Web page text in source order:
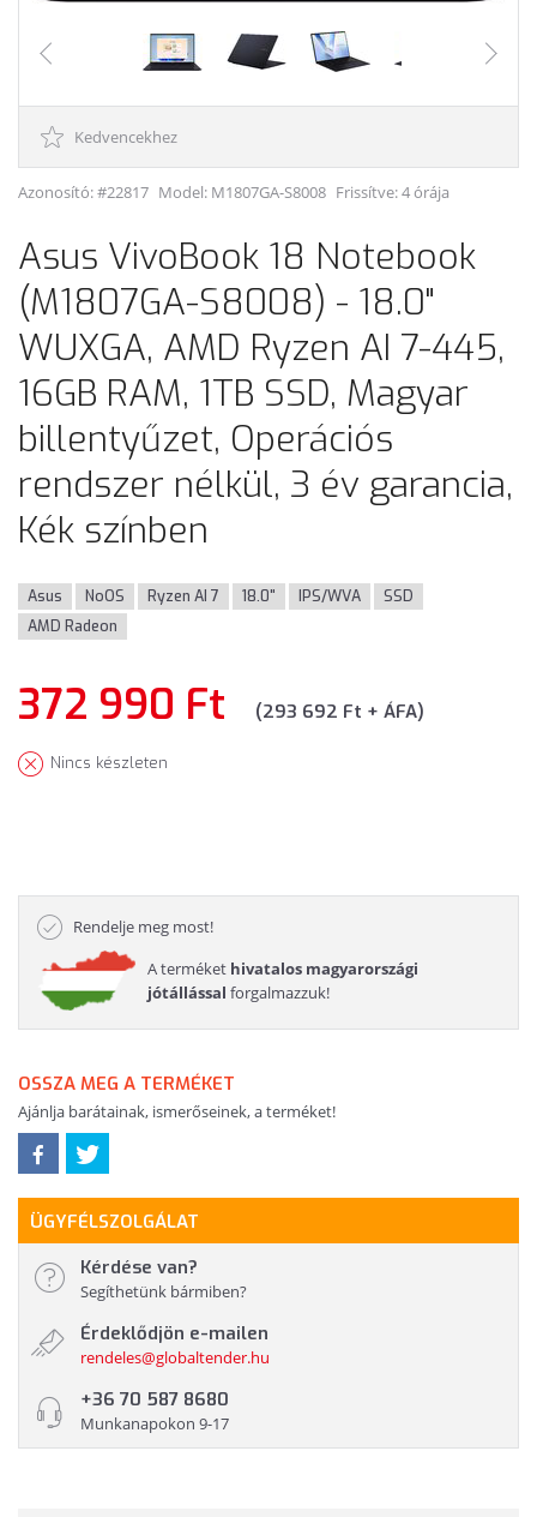
Kedvencekhez
Azonosító: #22817 Model: M1807GA-S8008 Frissítve: 4 órája
Asus VivoBook 18 Notebook
(M1807GA-S8008) - 18.0"
WUXGA, AMD Ryzen AI 7-445,
16GB RAM, 1TB SSD, Magyar
billentyűzet, Operációs
rendszer nélkül, 3 év garancia,
Kék színben
Asus NoOS Ryzen AI 7 18.0" IPS/WVA
SSD
AMD Radeon
372 990 Ft (293 692 Ft + ÁFA)
Nincs készleten
Rendelje meg most!
A terméket hivatalos magyarországi
jótállással forgalmazzuk!
OSSZA MEG A TERMÉKET
Ajánlja barátainak, ismerőseinek, a terméket!
ÜGYFÉLSZOLGÁLAT
Kérdése van?
Segíthetünk bármiben?
Érdeklődjön e-mailen
rendeles@globaltender.hu
+36 70 587 8680
Munkanapokon 9-17